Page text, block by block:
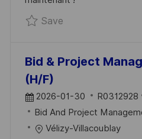
E
SaveSave
Bid & Project
(H/F)
P
O
S
2026-01-30
J
O
B
R0312928
C
A
Bid And Project
Vélizy-Villacoublay